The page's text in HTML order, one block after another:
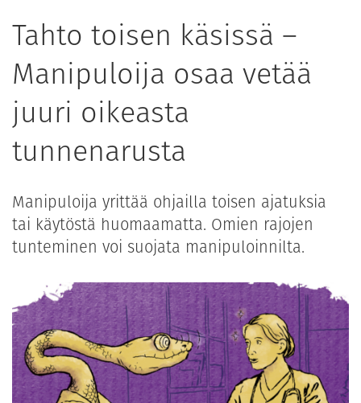
Tahto toisen käsissä –
Manipuloija osaa vetää
juuri oikeasta
tunnenarusta
Manipuloija yrittää ohjailla toisen ajatuksia
tai käytöstä huomaamatta. Omien rajojen
tunteminen voi suojata manipuloinnilta.